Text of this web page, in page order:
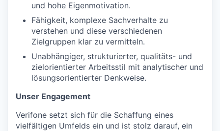
und hohe Eigenmotivation.
Fähigkeit, komplexe Sachverhalte zu
verstehen und diese verschiedenen
Zielgruppen klar zu vermitteln.
Unabhängiger, strukturierter, qualitäts- und
zielorientierter Arbeitsstil mit analytischer und
lösungsorientierter Denkweise.
Unser Engagement
Verifone setzt sich für die Schaffung eines
vielfältigen Umfelds ein und ist stolz darauf, ein